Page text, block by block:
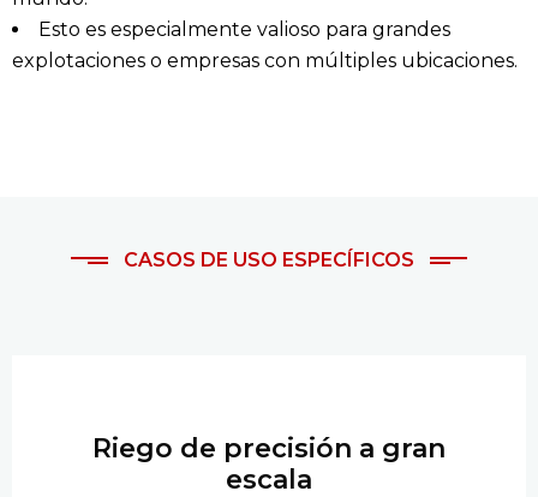
Esto es especialmente valioso para grandes
explotaciones o empresas con múltiples ubicaciones.
CASOS DE USO ESPECÍFICOS
Riego de precisión a gran
escala